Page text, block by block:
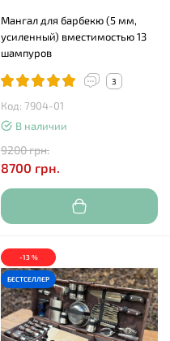
Мангал для барбекю (5 мм,
усиленный) вместимостью 13
шампуров
3
Код: 7904-01
В наличии
9200 грн.
8700 грн.
-13 %
БЕСТСЕЛЛЕР